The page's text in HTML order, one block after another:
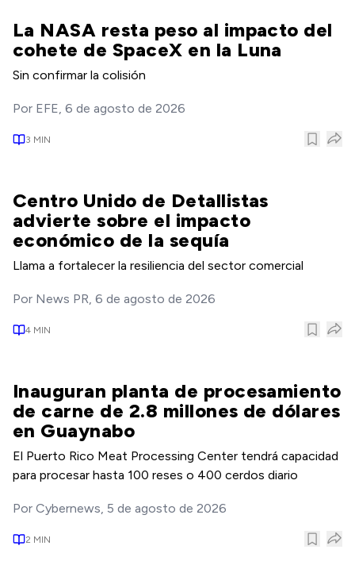
La NASA resta peso al impacto del
cohete de SpaceX en la Luna
Sin confirmar la colisión
Por EFE, 6 de agosto de 2026
3 MIN
Centro Unido de Detallistas
advierte sobre el impacto
económico de la sequía
Llama a fortalecer la resiliencia del sector comercial
Por News PR, 6 de agosto de 2026
4 MIN
Inauguran planta de procesamiento
de carne de 2.8 millones de dólares
en Guaynabo
El Puerto Rico Meat Processing Center tendrá capacidad
para procesar hasta 100 reses o 400 cerdos diario
Por Cybernews, 5 de agosto de 2026
2 MIN